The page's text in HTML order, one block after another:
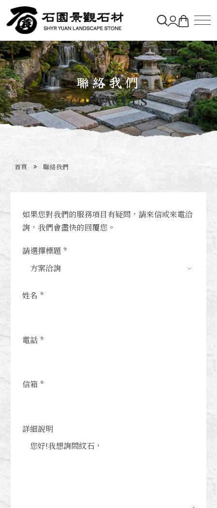
關於石園
石材&購物車
造景實績
聯絡我們
CONTACT US
首頁 聯絡我們
如果您對我們的服務項目有疑問，請來信或來電洽
詢，我們會盡快的回覆您。
請選擇標題 *
姓名 *
電話 *
信箱 *
詳細說明